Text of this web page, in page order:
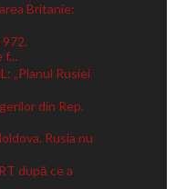
Britanie:
972.
f...
„Planul Rusiei
din Rep.
Rusia nu
după ce a